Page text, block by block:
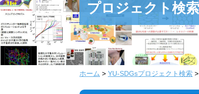
プロジェクト検索
ホーム > YU-SDGsプロジェクト検索